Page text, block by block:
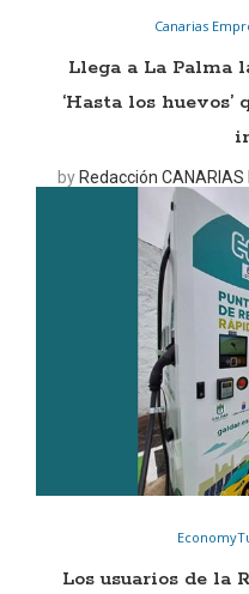
Canarias
Llega a La Palma
‘Hasta los
byRedacción CANARIAS
Los usuarios de la